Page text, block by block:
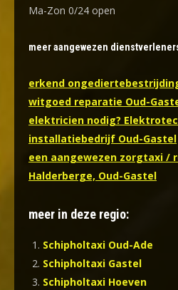
Ma-Zon 0/24 open
meer aangewezen
erkend
witgoed reparatie Oud-
elektricien nodig?
installatiebedrijf Oud-Gastel
een aangewezen zorgtaxi /
Halderberge, Oud-Gastel
meer in deze regio:
Schipholtaxi Oud-Ade
Schipholtaxi Gastel
Schipholtaxi Hoeven